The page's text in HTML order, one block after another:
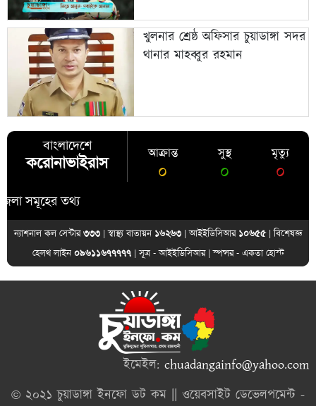
খুলনার শ্রেষ্ঠ অফিসার চুয়াডাঙ্গা সদর
থানার মাহব্বুর রহমান
বাংলাদেশে
করোনাভাইরাস
আক্রান্ত
০
সুস্থ
০
মৃত্যু
০
তথ্য
ন্যাশনাল কল সেন্টার৩৩৩ | স্বাস্থ্য বাতায়ন ১৬২৬৩ | আইইডিসিআর ১০৬৫৫| বিশেষজ্ঞ
হেলথ লাইন ০৯৬১১৬৭৭৭৭৭| সূত্র -আইইডিসিআর| স্পন্সর - একতা হোস্ট
ইমেইল: chuadangainfo@yahoo.com
© ২০২১ চুয়াডাঙ্গা ইনফো ডট কম || ওয়েবসাইট ডেভেলপমেন্ট -